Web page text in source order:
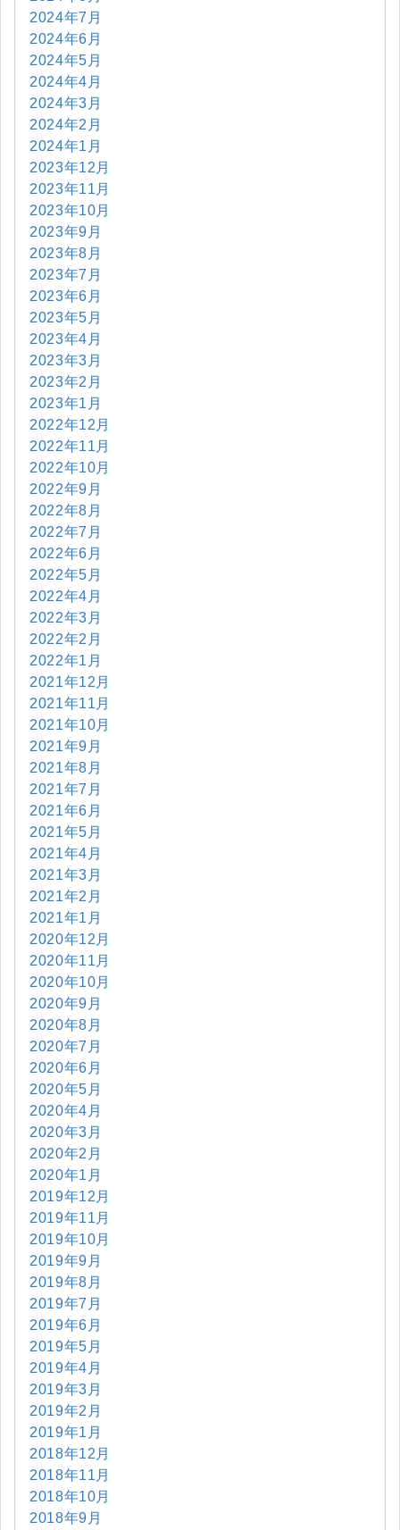
2024年7月
2024年6月
2024年5月
2024年4月
2024年3月
2024年2月
2024年1月
2023年12月
2023年11月
2023年10月
2023年9月
2023年8月
2023年7月
2023年6月
2023年5月
2023年4月
2023年3月
2023年2月
2023年1月
2022年12月
2022年11月
2022年10月
2022年9月
2022年8月
2022年7月
2022年6月
2022年5月
2022年4月
2022年3月
2022年2月
2022年1月
2021年12月
2021年11月
2021年10月
2021年9月
2021年8月
2021年7月
2021年6月
2021年5月
2021年4月
2021年3月
2021年2月
2021年1月
2020年12月
2020年11月
2020年10月
2020年9月
2020年8月
2020年7月
2020年6月
2020年5月
2020年4月
2020年3月
2020年2月
2020年1月
2019年12月
2019年11月
2019年10月
2019年9月
2019年8月
2019年7月
2019年6月
2019年5月
2019年4月
2019年3月
2019年2月
2019年1月
2018年12月
2018年11月
2018年10月
2018年9月